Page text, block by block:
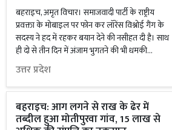
बहराइच, अमृत विचार। समाजवादी पार्टी के राष्ट्रीय
प्रवक्ता के मोबाइल पर फोन कर लॉरेंस विश्नोई गैंग के
सदस्य ने हद में रहकर बयान देने की नसीहत दी है। साथ
ही दो से तीन दिन में अंजाम भुगतने की भी धमकी...
उत्तर प्रदेश
बहराइच: आग लगने से राख के ढेर में
तब्दील हुआ मोतीपुरवा गांव, 15 लाख से